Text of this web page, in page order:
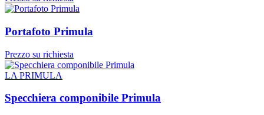
Portafoto Primula
Prezzo su richiesta
LA PRIMULA
Specchiera componibile Primula